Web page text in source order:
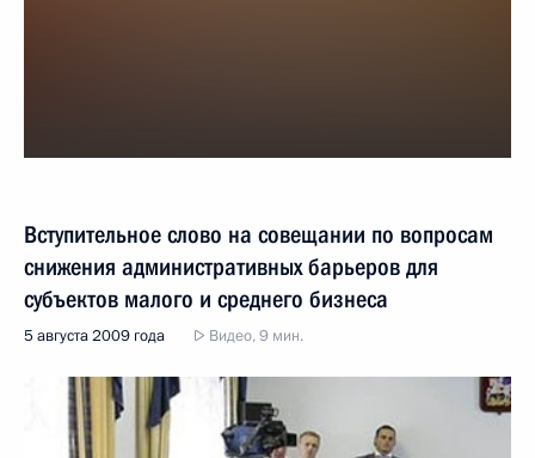
Вступительное слово на совещании по вопросам
снижения административных барьеров для
субъектов малого и среднего бизнеса
5 августа 2009 года Видео, 9 мин.